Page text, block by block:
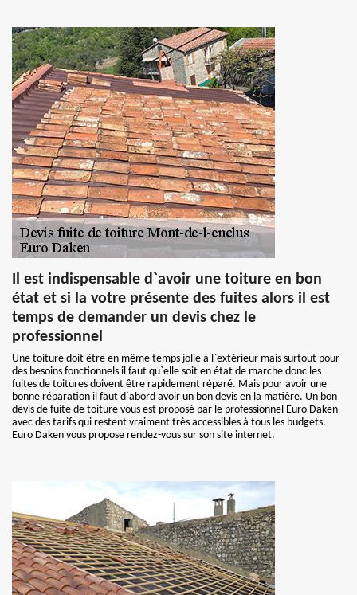
Il est indispensable d`avoir une toiture en bon
état et si la votre présente des fuites alors il est
temps de demander un devis chez le
professionnel
Une toiture doit être en même temps jolie à l`extérieur mais surtout pour
des besoins fonctionnels il faut qu`elle soit en état de marche donc les
fuites de toitures doivent être rapidement réparé. Mais pour avoir une
bonne réparation il faut d`abord avoir un bon devis en la matière. Un bon
devis de fuite de toiture vous est proposé par le professionnel Euro Daken
avec des tarifs qui restent vraiment très accessibles à tous les budgets.
Euro Daken vous propose rendez-vous sur son site internet.